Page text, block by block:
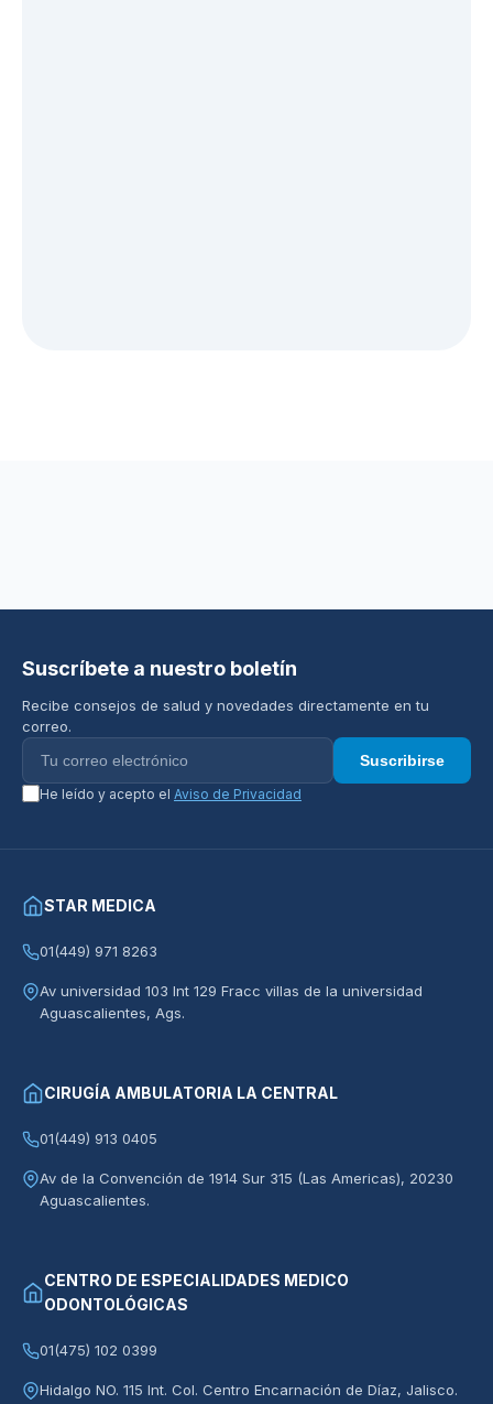
Suscríbete a nuestro boletín
Recibe consejos de salud y novedades directamente en tu
correo.
Suscribirse
He leído y acepto el Aviso de Privacidad
STAR MEDICA
01(449) 971 8263
Av universidad 103 Int 129 Fracc villas de la universidad
Aguascalientes, Ags.
CIRUGÍA AMBULATORIA LA CENTRAL
01(449) 913 0405
Av de la Convención de 1914 Sur 315 (Las Americas), 20230
Aguascalientes.
CENTRO DE ESPECIALIDADES MEDICO
ODONTOLÓGICAS
01(475) 102 0399
Hidalgo NO. 115 Int. Col. Centro Encarnación de Díaz, Jalisco.